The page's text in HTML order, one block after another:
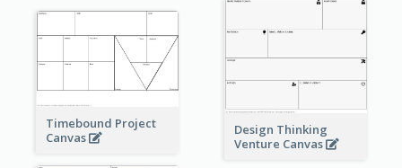
Design Thinking
Venture Canvas
Timebound Project
Canvas